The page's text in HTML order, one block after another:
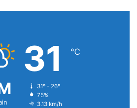
31 ℃
31º - 26º
75%
3.13 km/h